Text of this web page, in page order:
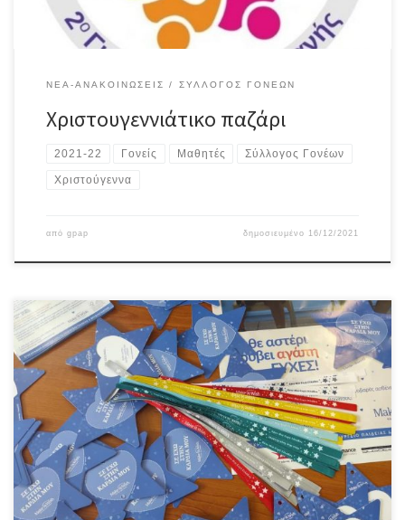
ΝΈΑ-ΑΝΑΚΟΙΝΏΣΕΙΣ ΣΎΛΛΟΓΟΣ ΓΟΝΈΩΝ
Χριστουγεννιάτικο παζάρι
2021-22 Γονείς Μαθητές Σύλλογος Γονέων
Χριστούγεννα
από gpap δημοσιευμένο 16/12/2021
Παραλάβαμε τα αστέρια της Ευχής που είχαν παραγείλλει οι
μαθητές μας ως σε ένα δείγμα συμπαράστασης και αγάπης σε
παιδιά από 3 έως18 ετών που νοσούν από σοβαρές ασθένειες!
Τους ευχόστε να είναι σύντομα και πάλι υγιείς!!!